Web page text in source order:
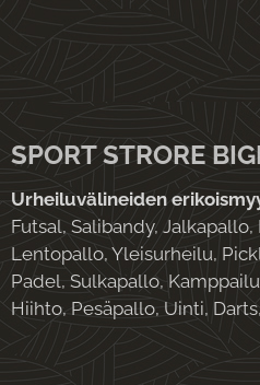
SPORT STRORE
Urheiluvälineiden
Futsal, Salibandy,
Lentopallo, Yleisurheilu,
Padel, Sulkapallo,
Hiihto, Pesäpallo, Uinti,